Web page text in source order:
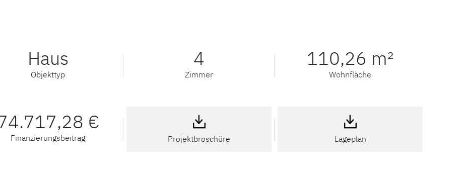
Haus
Objekttyp
4
Zimmer
110,26 m²
Wohnfläche
€
Finanzierungsbeitrag Projektbroschüre Lageplan